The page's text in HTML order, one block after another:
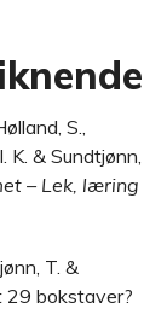
S.,
K. & Sundtjønn,
– Lek, læring
T. &
29 bokstaver?